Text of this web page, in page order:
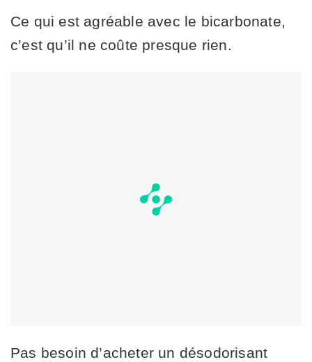
Ce qui est agréable avec le bicarbonate,
c’est qu’il ne coûte presque rien.
Pas besoin d’acheter un désodorisant